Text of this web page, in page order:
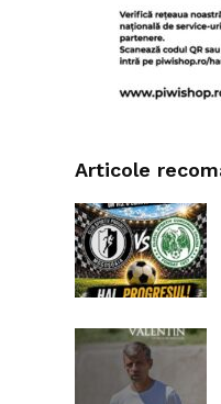
Articole